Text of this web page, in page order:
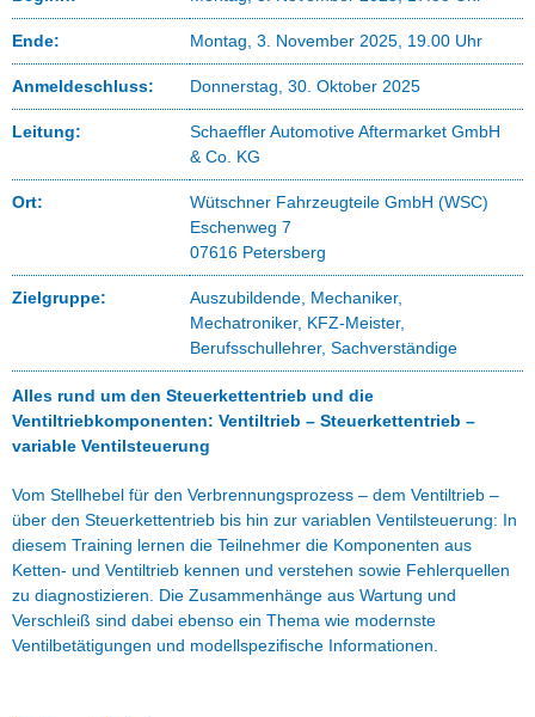
Ende: Montag, 3. November 2025, 19.00 Uhr
Anmeldeschluss: Donnerstag, 30. Oktober 2025
Leitung:
Schaeffler Automotive Aftermarket GmbH
& Co. KG
Ort:
Wütschner Fahrzeugteile GmbH (WSC)
Eschenweg 7
07616 Petersberg
Zielgruppe:
Auszubildende, Mechaniker,
Mechatroniker, KFZ-Meister,
Berufsschullehrer, Sachverständige
Alles rund um den Steuerkettentrieb und die
Ventiltriebkomponenten: Ventiltrieb – Steuerkettentrieb –
variable Ventilsteuerung
Vom Stellhebel für den Verbrennungsprozess – dem Ventiltrieb –
über den Steuerkettentrieb bis hin zur variablen Ventilsteuerung: In
diesem Training lernen die Teilnehmer die Komponenten aus
Ketten- und Ventiltrieb kennen und verstehen sowie Fehlerquellen
zu diagnostizieren. Die Zusammenhänge aus Wartung und
Verschleiß sind dabei ebenso ein Thema wie modernste
Ventilbetätigungen und modellspezifische Informationen.